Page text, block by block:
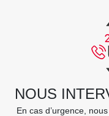
NOUS
En cas d’urgence,